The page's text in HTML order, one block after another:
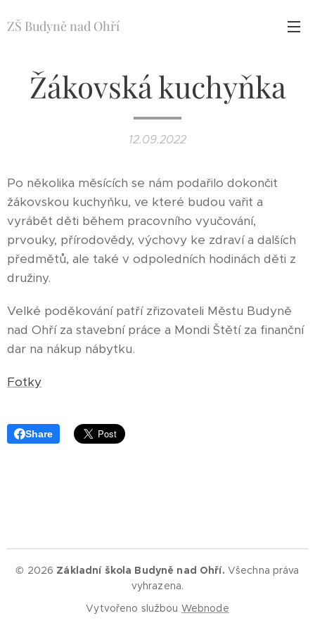
ZŠ Budyně nad Ohří
Žákovská kuchyňka
12.09.2022
Po několika měsících se nám podařilo dokončit
žákovskou kuchyňku, ve které budou vařit a
vyrábět děti během pracovního vyučování,
prvouky, přírodovědy, výchovy ke zdraví a dalších
předmětů, ale také v odpoledních hodinách děti z
družiny.
Velké poděkování patří zřizovateli Městu Budyně
nad Ohří za stavební práce a Mondi Štětí za finanční
dar na nákup nábytku.
Fotky
Share
© 2026 Základní škola Budyně nad Ohří. Všechna práva
vyhrazena.
Vytvořeno službou Webnode